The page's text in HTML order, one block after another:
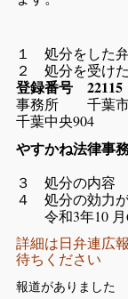
１ 処分をし
２ 処分を受け
登録番
事務所 千葉市
千葉中央904
やすかね法
３ 処分の内
４ 処分の効力
令和3年10
詳細は日弁連広
待ちください
報道がありました